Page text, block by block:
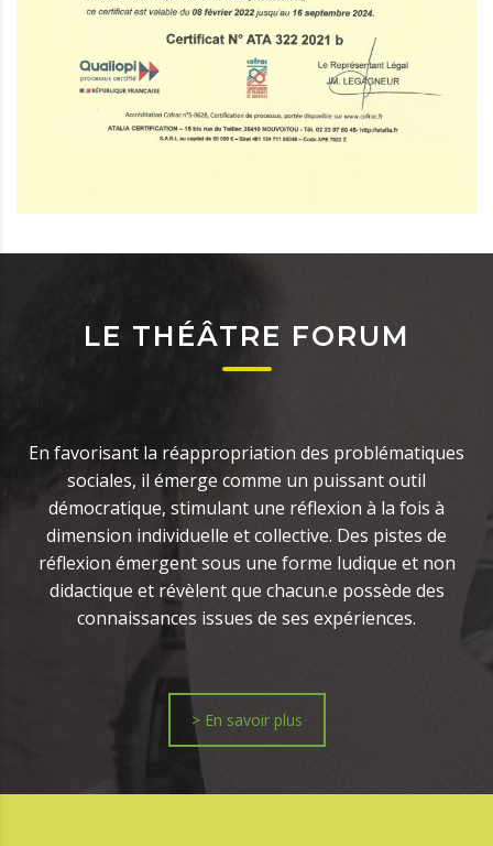
LE THÉÂTRE FORUM
En favorisant la réappropriation des problématiques
sociales, il émerge comme un puissant outil
démocratique, stimulant une réflexion à la fois à
dimension individuelle et collective. Des pistes de
réflexion émergent sous une forme ludique et non
didactique et révèlent que chacun.e possède des
connaissances issues de ses expériences.
> En savoir plus